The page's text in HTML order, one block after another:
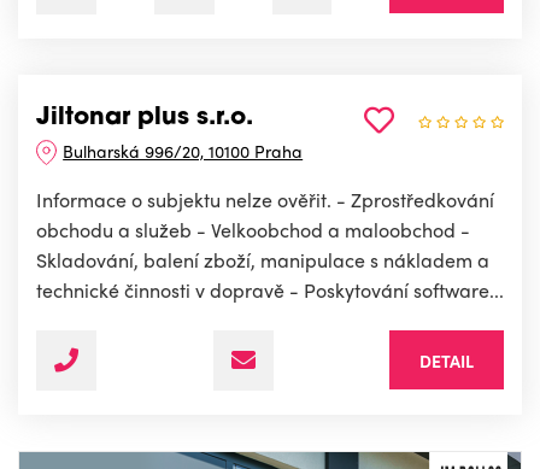
Jiltonar plus s.r.o.
Bulharská 996/20, 10100 Praha
Informace o subjektu nelze ověřit. - Zprostředkování
obchodu a služeb - Velkoobchod a maloobchod -
Skladování, balení zboží, manipulace s nákladem a
technické činnosti v dopravě - Poskytování software...
DETAIL